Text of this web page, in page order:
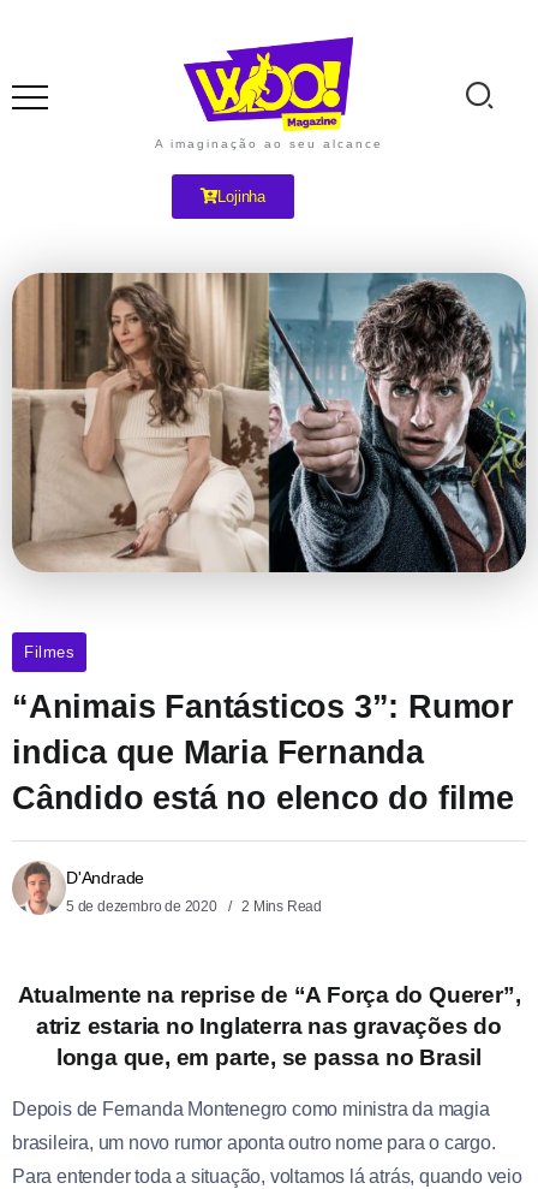
A imaginação ao seu alcance
Lojinha
Filmes
“Animais Fantásticos 3”: Rumor
indica que Maria Fernanda
Cândido está no elenco do filme
D'Andrade
5 de dezembro de 2020 2 Mins Read
Atualmente na reprise de “A Força do Querer”,
atriz estaria no Inglaterra nas gravações do
longa que, em parte, se passa no Brasil
Depois de Fernanda Montenegro como ministra da magia
brasileira, um novo rumor aponta outro nome para o cargo.
Para entender toda a situação, voltamos lá atrás, quando veio